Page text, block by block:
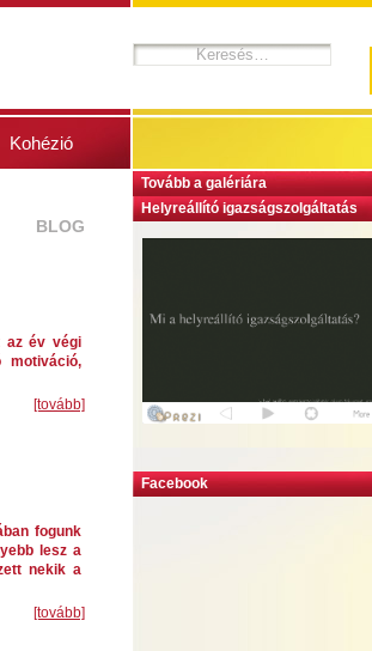
Tovább a galériára
Helyreállító igazságszolgáltatás
Facebook
Kohézió
BLOG
az év végi
motiváció,
[tovább]
fogunk
lesz a
nekik a
[tovább]